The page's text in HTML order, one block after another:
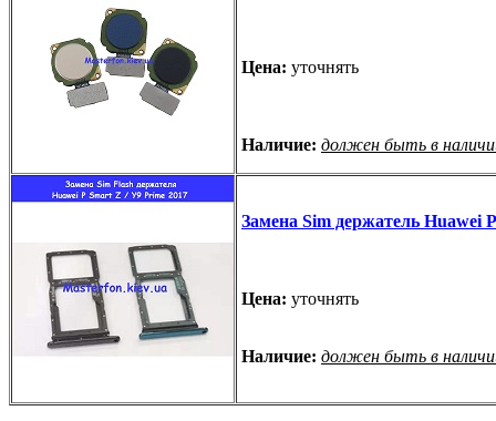
Цена: уточнять
Наличие: должен быть в
Замена Sim держатель Huawei
Цена: уточнять
Наличие: должен быть в